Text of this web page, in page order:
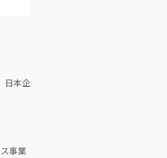
日本企
事業